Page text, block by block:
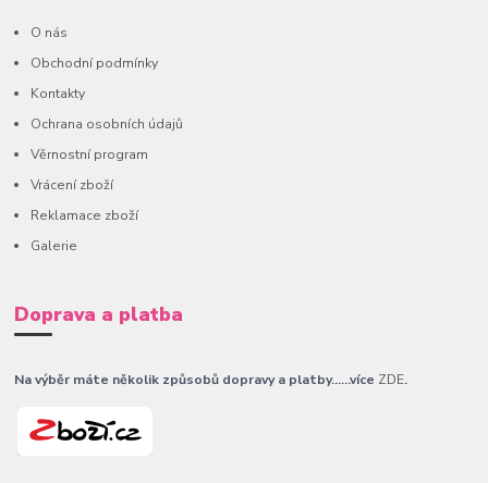
O nás
Obchodní podmínky
Kontakty
Ochrana osobních údajů
Věrnostní program
Vrácení zboží
Reklamace zboží
Galerie
Doprava a platba
Na výběr máte několik způsobů dopravy a platby......více ZDE.